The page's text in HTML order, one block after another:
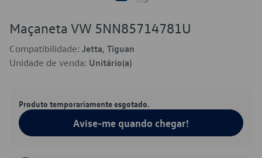
Maçaneta VW 5NN85714781U
Compatibilidade: Jetta, Tiguan
Unidade de venda: Unitário(a)
Produto temporariamente esgotado.
Avise-me quando chegar!